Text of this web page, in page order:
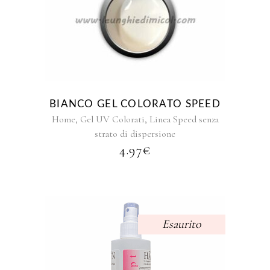
Questo
prodotto
ha
più
opzioni
essere
scelte
nella
BIANCO GEL COLORATO SPEED
Home, Gel UV Colorati, Linea Speed senza
strato di dispersione
4.97€
Esaurito